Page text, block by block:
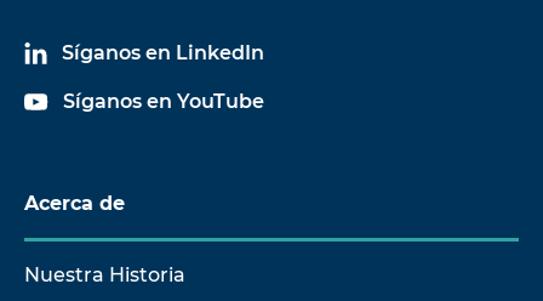
Síganos en LinkedIn
Síganos en YouTube
Acerca de
Nuestra Historia